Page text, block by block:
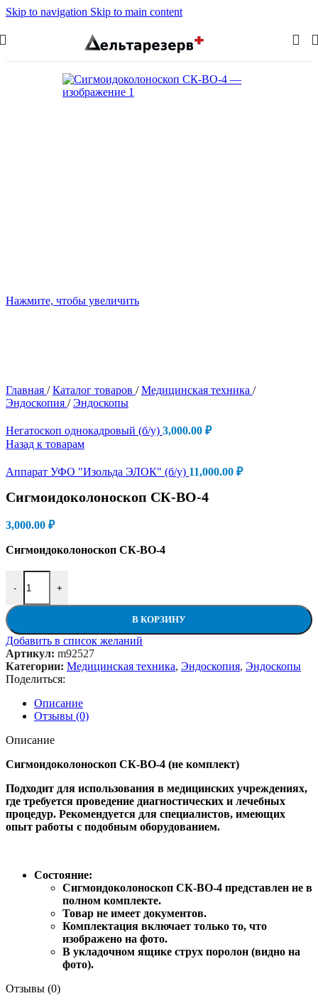
Skip to navigation Skip to main content
Нажмите, чтобы увеличить
Главная / Каталог товаров / Медицинская техника /
Эндоскопия / Эндоскопы
Негатоскоп однокадровый (б/у) 3,000.00 ₽
Назад к товарам
Аппарат УФО "Изольда ЭЛОК" (б/у) 11,000.00 ₽
Сигмоидоколоноскоп СК-ВО-4
3,000.00 ₽
Сигмоидоколоноскоп СК-ВО-4
-
Количество товара Сигмоидоколоноскоп СК-ВО-4
+
В КОРЗИНУ
Добавить в список желаний
Артикул: m92527
Категории: Медицинская техника, Эндоскопия, Эндоскопы
Поделиться:
Описание
Отзывы (0)
Описание
Сигмоидоколоноскоп СК-ВО-4 (не комплект)
Подходит для использования в медицинских учреждениях,
где требуется проведение диагностических и лечебных
процедур. Рекомендуется для специалистов, имеющих
опыт работы с подобным оборудованием.
Состояние:
Сигмоидоколоноскоп СК-ВО-4 представлен не в
полном комплекте.
Товар не имеет документов.
Комплектация включает только то, что
изображено на фото.
В укладочном ящике струх поролон (видно на
фото).
Отзывы (0)